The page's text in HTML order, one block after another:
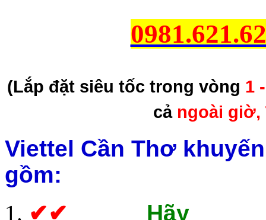
(Lắp đặt siêu tốc trong vòng 1
cả ngoài giờ,
Viettel Cần Thơ
gồm:
✔✔ Hãy